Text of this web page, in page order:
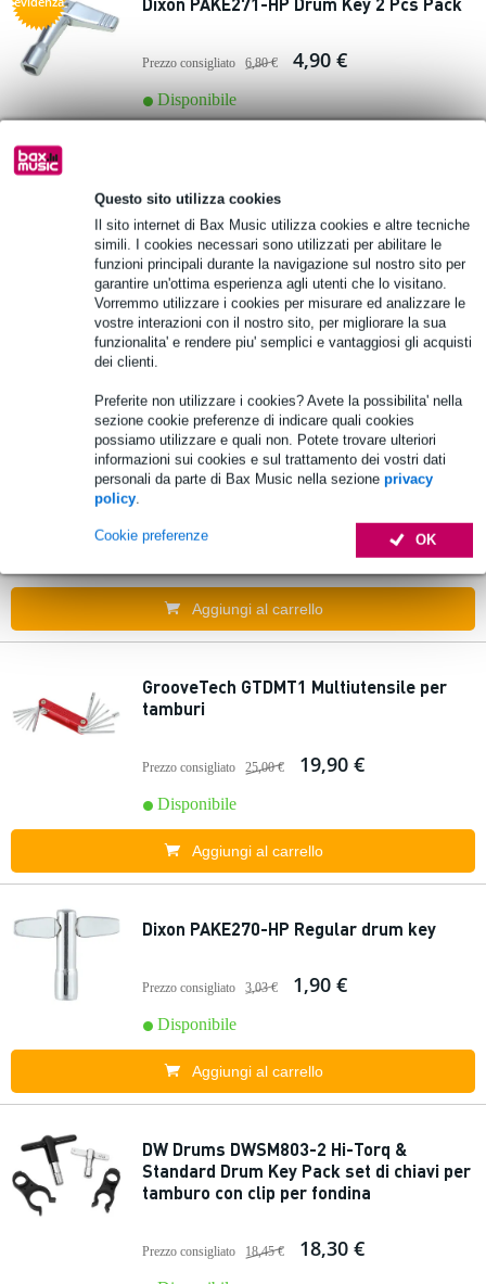
Questo sito utilizza cookies
Il sito internet di Bax Music utilizza cookies e altre tecniche
simili. I cookies necessari sono utilizzati per abilitare le
funzioni principali durante la navigazione sul nostro sito per
garantire un'ottima esperienza agli utenti che lo visitano.
Vorremmo utilizzare i cookies per misurare ed analizzare le
vostre interazioni con il nostro sito, per migliorare la sua
funzionalita' e rendere piu' semplici e vantaggiosi gli acquisti
dei clienti.
Preferite non utilizzare i cookies? Avete la possibilita' nella
sezione cookie preferenze di indicare quali cookies
possiamo utilizzare e quali non. Potete trovare ulteriori
informazioni sui cookies e sul trattamento dei vostri dati
personali da parte di Bax Music nella sezione privacy
policy.
OK
Cookie preferenze
Prezzo consigliato 6,80 € 4,90 €
Disponibile
GrooveTech GTDKMT1 Multiutensile per
fusti 4 in 1
Prezzo consigliato 16,95 € 15,60 €
Disponibile
Zildjian ZKEY Drum Key
Prezzo consigliato 11,90 €
Aggiungi al carrello
GrooveTech GTDMT1 Multiutensile per
tamburi
Prezzo consigliato 25,00 € 19,90 €
Disponibile
Aggiungi al carrello
Dixon PAKE270-HP Regular drum key
Prezzo consigliato 3,03 € 1,90 €
Disponibile
Aggiungi al carrello
DW Drums DWSM803-2 Hi-Torq &
Standard Drum Key Pack set di chiavi per
tamburo con clip per fondina
Prezzo consigliato 18,45 € 18,30 €